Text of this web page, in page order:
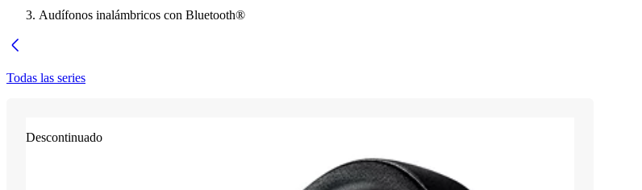
Audífonos inalámbricos con Bluetooth®
Todas las series
Descontinuado